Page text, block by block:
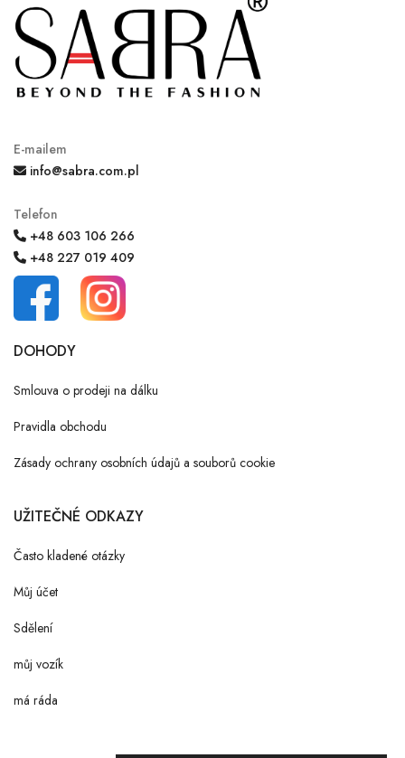
E-mailem
info@sabra.com.pl
Telefon
+48 603 106 266
+48 227 019 409
DOHODY
Smlouva o prodeji na dálku
Pravidla obchodu
Zásady ochrany osobních údajů a souborů cookie
UŽITEČNÉ ODKAZY
Často kladené otázky
Můj účet
Sdělení
můj vozík
má ráda